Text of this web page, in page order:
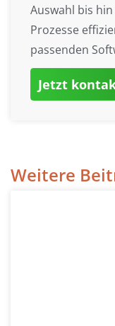
Auswahl bis
Prozesse
passenden
Jetzt
Weitere